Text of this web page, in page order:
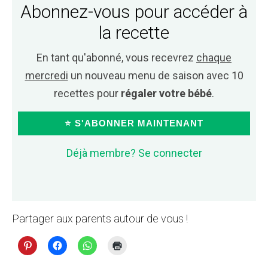
Abonnez-vous pour accéder à
la recette
En tant qu'abonné, vous recevrez chaque
mercredi un nouveau menu de saison avec 10
recettes pour régaler votre bébé.
⭐ S'ABONNER MAINTENANT
Déjà membre? Se connecter
Partager aux parents autour de vous !